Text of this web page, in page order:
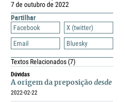
7 de outubro de 2022
Partilhar
Facebook
X (twitter)
Email
Bluesky
Textos Relacionados(7)
Dúvidas
A origem da preposição desde
2022-02-22